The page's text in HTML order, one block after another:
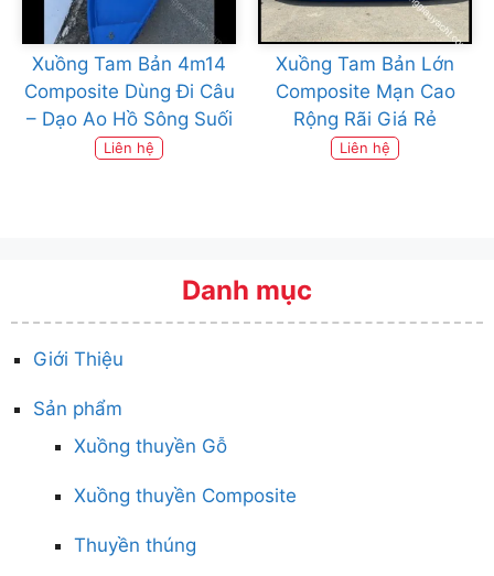
Xuồng Tam Bản 4m14
Composite Dùng Đi Câu
– Dạo Ao Hồ Sông Suối
Liên hệ
Xuồng Tam Bản Lớn
Composite Mạn Cao
Rộng Rãi Giá Rẻ
Liên hệ
Danh mục
Giới Thiệu
Sản phẩm
Xuồng thuyền Gỗ
Xuồng thuyền Composite
Thuyền thúng